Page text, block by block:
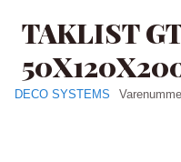
TAKLIST
DECO SYSTEMS